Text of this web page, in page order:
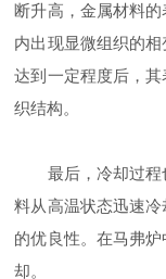
断升高，金属材料
内出现显微组织的
达到一定程度后，
织结构。
最后，冷却过程
料从高温状态迅速
的优良性。在马弗
却。